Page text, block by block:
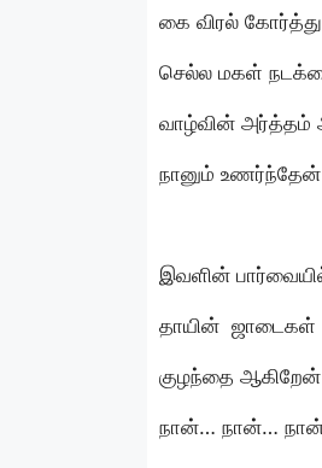
கை விரல் கோர்த்து
செல்ல மகள்
வாழ்வின்
நானும் உணர்ந்தேன்
இவளின்
தாயின் ஜாடைகள்
குழந்தை ஆகிறேன்
நான்… நான்…